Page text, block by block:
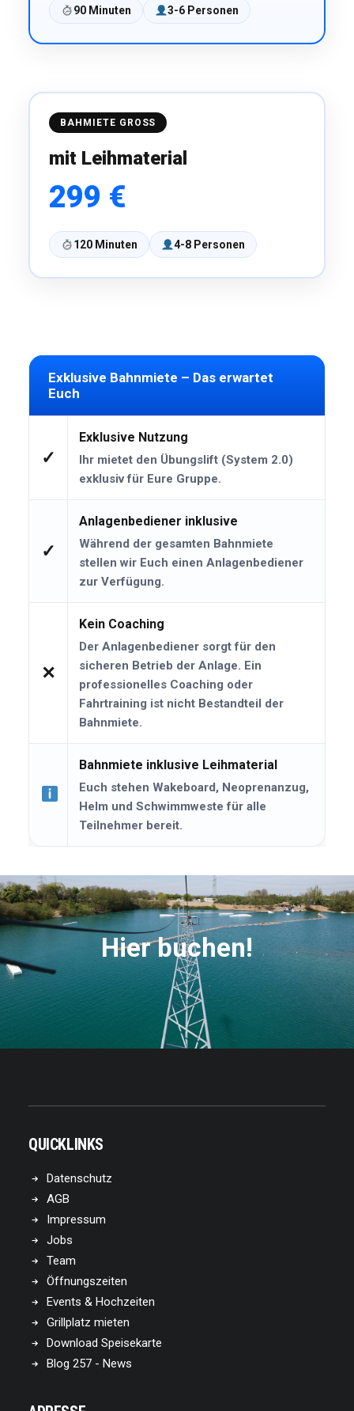
90 Minuten 3-6 Personen
BAHMIETE GROSS
mit Leihmaterial
299 €
120 Minuten 4-8 Personen
Exklusive Bahnmiete – Das erwartet
Euch
✓
Exklusive Nutzung
Ihr mietet den Übungslift (System 2.0)
exklusiv für Eure Gruppe.
✓
Anlagenbediener inklusive
Während der gesamten Bahnmiete
stellen wir Euch einen Anlagenbediener
zur Verfügung.
✕
Kein Coaching
Der Anlagenbediener sorgt für den
sicheren Betrieb der Anlage. Ein
professionelles Coaching oder
Fahrtraining ist nicht Bestandteil der
Bahnmiete.
Bahnmiete inklusive Leihmaterial
Euch stehen Wakeboard, Neoprenanzug,
Helm und Schwimmweste für alle
Teilnehmer bereit.
Hier buchen!
QUICKLINKS
Datenschutz
AGB
Impressum
Jobs
Team
Öffnungszeiten
Events & Hochzeiten
Grillplatz mieten
Download Speisekarte
Blog 257 - News